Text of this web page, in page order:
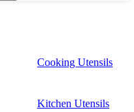
Cooking Utensils
Kitchen Utensils